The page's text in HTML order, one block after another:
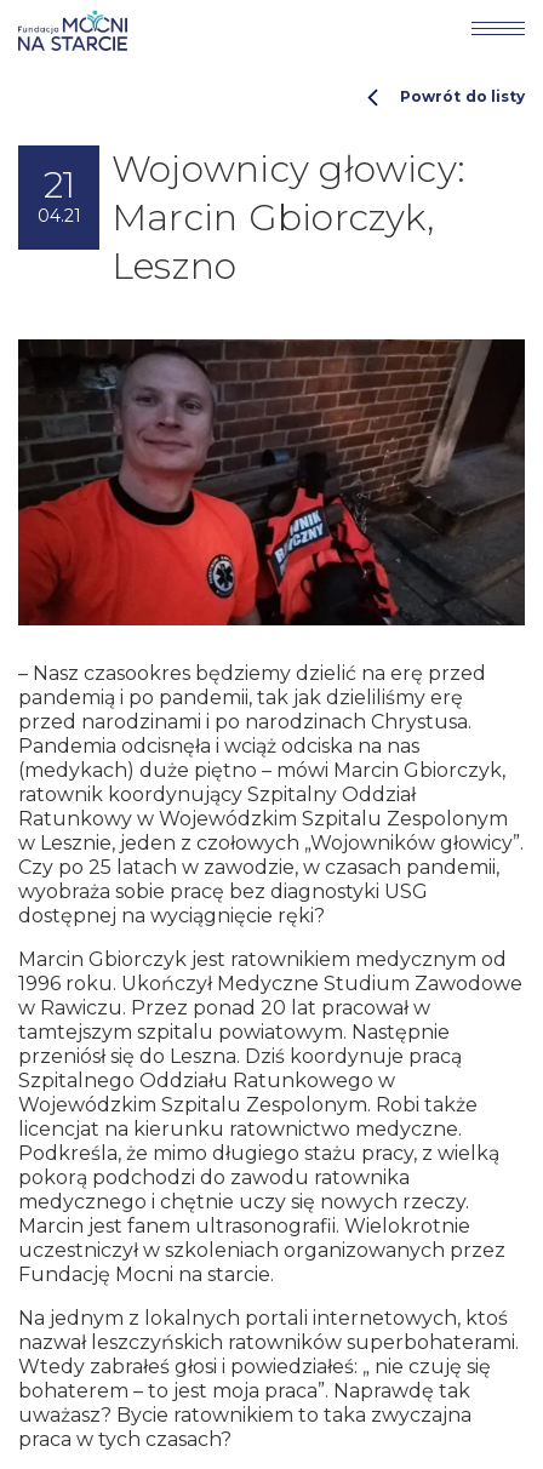
21
04.21
Wojownicy głowicy:
Marcin Gbiorczyk,
Leszno
Powrót do listy
– Nasz czasookres będziemy dzielić na erę przed
pandemią i po pandemii, tak jak dzieliliśmy erę
przed narodzinami i po narodzinach Chrystusa.
Pandemia odcisnęła i wciąż odciska na nas
(medykach) duże piętno – mówi Marcin Gbiorczyk,
ratownik koordynujący Szpitalny Oddział
Ratunkowy w Wojewódzkim Szpitalu Zespolonym
w Lesznie, jeden z czołowych „Wojowników głowicy”.
Czy po 25 latach w zawodzie, w czasach pandemii,
wyobraża sobie pracę bez diagnostyki USG
dostępnej na wyciągnięcie ręki?
Marcin Gbiorczyk jest ratownikiem medycznym od
1996 roku. Ukończył Medyczne Studium Zawodowe
w Rawiczu. Przez ponad 20 lat pracował w
tamtejszym szpitalu powiatowym. Następnie
przeniósł się do Leszna. Dziś koordynuje pracą
Szpitalnego Oddziału Ratunkowego w
Wojewódzkim Szpitalu Zespolonym. Robi także
licencjat na kierunku ratownictwo medyczne.
Podkreśla, że mimo długiego stażu pracy, z wielką
pokorą podchodzi do zawodu ratownika
medycznego i chętnie uczy się nowych rzeczy.
Marcin jest fanem ultrasonografii. Wielokrotnie
uczestniczył w szkoleniach organizowanych przez
Fundację Mocni na starcie.
Na jednym z lokalnych portali internetowych, ktoś
nazwał leszczyńskich ratowników superbohaterami.
Wtedy zabrałeś głosi i powiedziałeś: „ nie czuję się
bohaterem – to jest moja praca”. Naprawdę tak
uważasz? Bycie ratownikiem to taka zwyczajna
praca w tych czasach?